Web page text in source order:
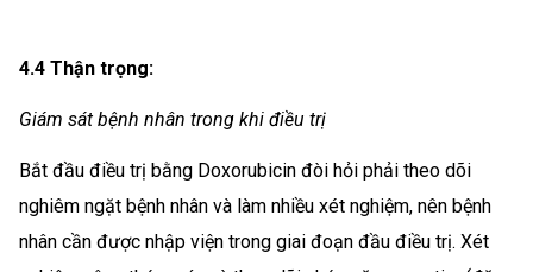
4.4 Thận trọng:
Giám sát bệnh nhân trong khi điều trị
Bắt đầu điều trị bằng Doxorubicin đòi hỏi phải theo dõi
nghiêm ngặt bệnh nhân và làm nhiều xét nghiệm, nên bệnh
nhân cần được nhập viện trong giai đoạn đầu điều trị. Xét